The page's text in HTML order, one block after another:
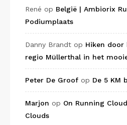
René op België | Ambiorix
Podiumplaats
Danny Brandt op Hiken door
regio Müllerthal in het
Peter De Groof op De 5 KM
Marjon op On Running
Clouds